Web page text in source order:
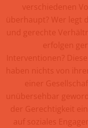
verschiedenen
überhaupt? Wer legt
und gerechte
erfolgen
Interventionen?
haben nichts von
einer
unübersehbar
der Gerechtigkeit
auf soziales